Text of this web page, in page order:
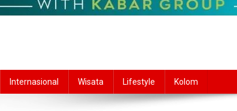
Internasional Wisata Lifestyle Kolom